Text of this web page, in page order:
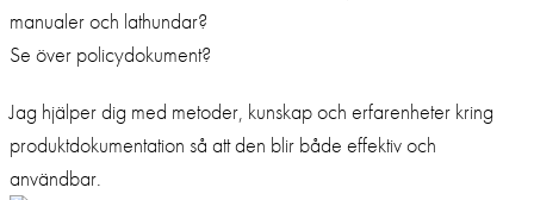
manualer och lathundar?
Se över policydokument?
Jag hjälper dig med metoder, kunskap och erfarenheter kring
produktdokumentation så att den blir både effektiv och
användbar.